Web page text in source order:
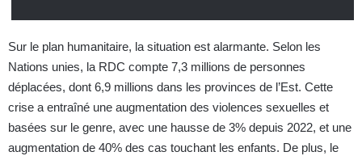
Sur le plan humanitaire, la situation est alarmante. Selon les
Nations unies, la RDC compte 7,3 millions de personnes
déplacées, dont 6,9 millions dans les provinces de l’Est. Cette
crise a entraîné une augmentation des violences sexuelles et
basées sur le genre, avec une hausse de 3% depuis 2022, et une
augmentation de 40% des cas touchant les enfants. De plus, le